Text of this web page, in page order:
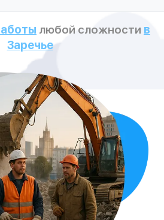
любой сложности в
Заречье